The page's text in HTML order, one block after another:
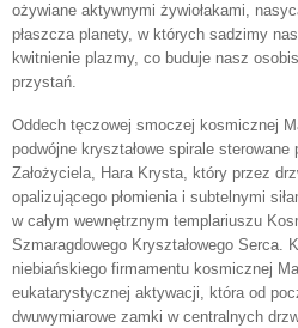
ożywiane aktywnymi żywiołakami,
płaszcza planety, w których sadzimy
kwitnienie plazmy, co buduje nasz
przystań.
Oddech tęczowej smoczej kosmicznej
podwójne kryształowe spirale
Założyciela, Hara Krysta, który przez
opalizującego płomienia i subtelnymi
w całym wewnętrznym templariuszu
Szmaragdowego Kryształowego Serca.
niebiańskiego firmamentu kosmicznej
eukatarystycznej aktywacji, która od
dwuwymiarowe zamki w centralnych